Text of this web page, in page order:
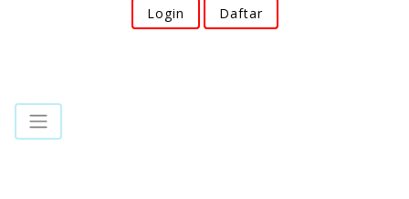
Login Daftar